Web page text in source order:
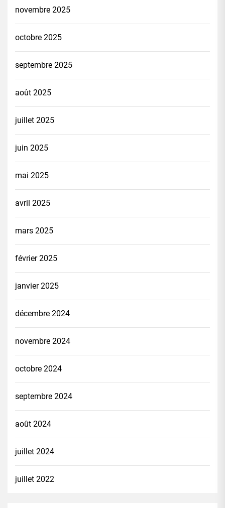
novembre 2025
octobre 2025
septembre 2025
août 2025
juillet 2025
juin 2025
mai 2025
avril 2025
mars 2025
février 2025
janvier 2025
décembre 2024
novembre 2024
octobre 2024
septembre 2024
août 2024
juillet 2024
juillet 2022